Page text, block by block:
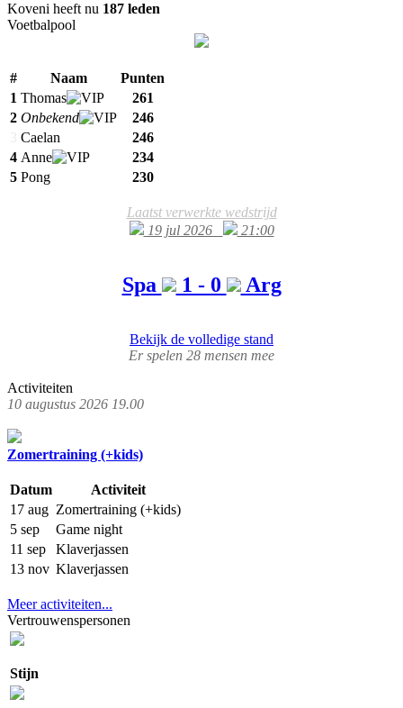
Koveni heeft nu 187 leden
Voetbalpool
# Naam
Punten
1 Thomas
261
2 Onbekend
246
Caelan
246
4 Anne
234
5 Pong 230
Laatst verwerkte wedstrijd
19 jul 2026
21:00
Spa 1 - 0 Arg
Bekijk de volledige stand
Er spelen 28 mensen mee
Activiteiten
10 augustus 2026 19.00
Zomertraining (+kids)
Datum
Activiteit
17 aug Zomertraining (+kids)
5 sep
Game night
11 sep
Klaverjassen
13 nov Klaverjassen
Meer activiteiten...
Vertrouwenspersonen
Stijn